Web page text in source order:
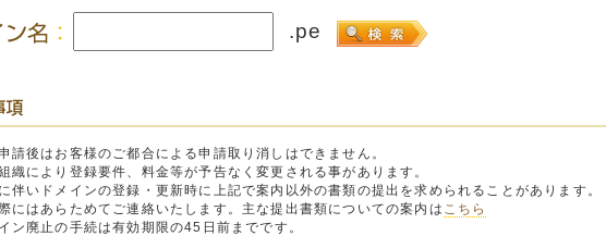
.pe
請後はお客様のご都合による申請取り消しはできません。
織により登録要件、料金等が予告なく変更される事があります。
伴いドメインの登録・更新時に上記で案内以外の書類の提出を求められることがあります。
にはあらためてご連絡いたします。主な提出書類についての案内は こちら
ン廃止の手続は有効期限の45日前までです。